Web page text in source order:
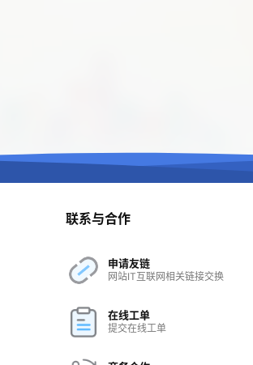
联系与合作
申请友链
网站IT互联网相关链接交换
在线工单
提交在线工单